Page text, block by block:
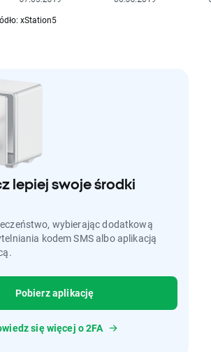
xStation5
lepiej swoje środki
wybierając dodatkową
kodem SMS albo aplikacją
Pobierz aplikację
się więcej o 2FA